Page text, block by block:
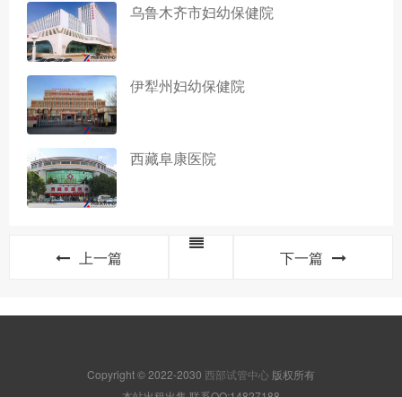
乌鲁木齐市妇幼保健院
伊犁州妇幼保健院
西藏阜康医院
上一篇 下一篇
Copyright © 2022-2030 西部试管中心 版权所有